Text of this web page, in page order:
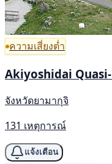
ความเสี่ยงต่ำ
Akiyoshidai
จังหวัดยามากุจิ
131 เหตุการณ์
แจ้งเตือน